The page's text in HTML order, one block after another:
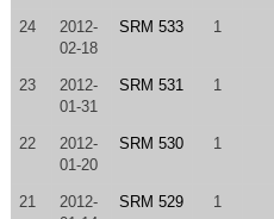
24
2012-
02-18
SRM 533 1
23
2012-
01-31
SRM 531 1
22
2012-
01-20
SRM 530 1
21
2012-
SRM 529 1